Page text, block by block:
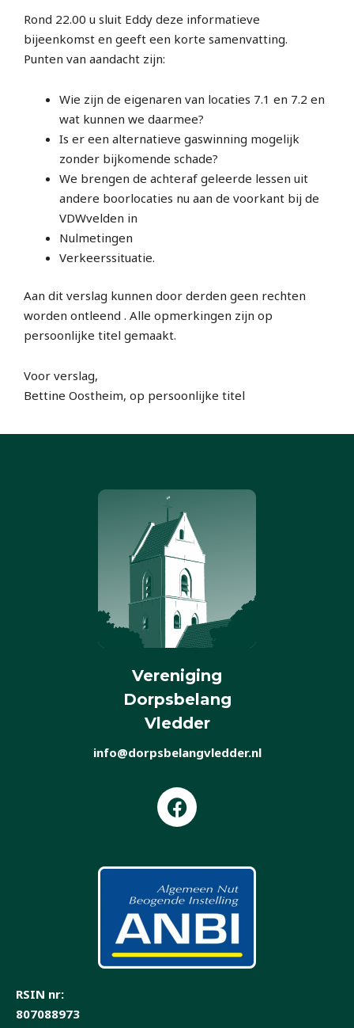
Rond 22.00 u sluit Eddy deze informatieve
bijeenkomst en geeft een korte samenvatting.
Punten van aandacht zijn:
Wie zijn de eigenaren van locaties 7.1 en 7.2 en
wat kunnen we daarmee?
Is er een alternatieve gaswinning mogelijk
zonder bijkomende schade?
We brengen de achteraf geleerde lessen uit
andere boorlocaties nu aan de voorkant bij de
VDWvelden in
Nulmetingen
Verkeerssituatie.
Aan dit verslag kunnen door derden geen rechten
worden ontleend . Alle opmerkingen zijn op
persoonlijke titel gemaakt.
Voor verslag,
Bettine Oostheim, op persoonlijke titel
Vereniging
Dorpsbelang
Vledder
info@dorpsbelangvledder.nl
F
a
e
b
o
o
k
RSIN nr:
807088973